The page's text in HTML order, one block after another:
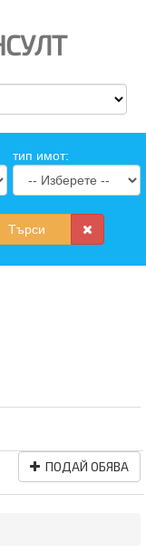
тип имот:
Търси
ПОДАЙ ОБЯВА